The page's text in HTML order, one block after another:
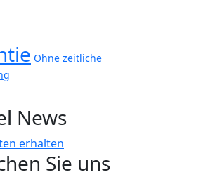
Ohne zeitliche
News
erhalten
Sie uns